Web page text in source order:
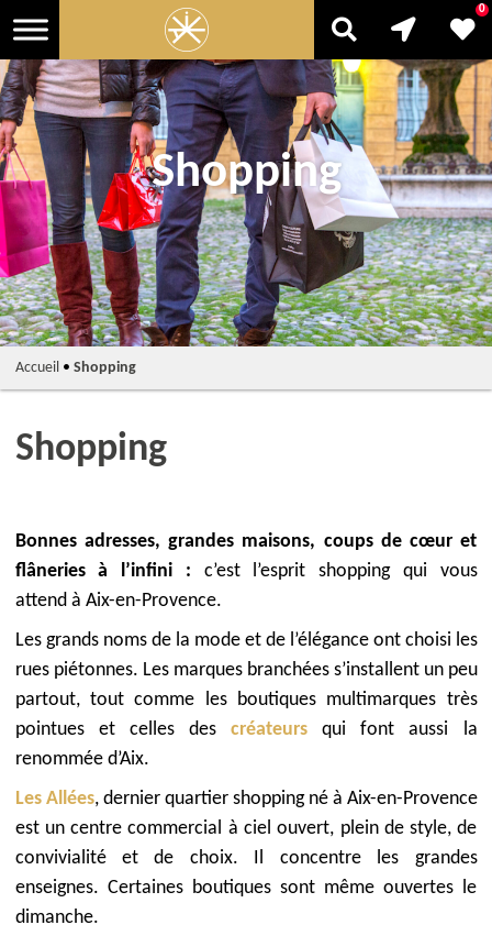
Shopping
0
Accueil• Shopping
Shopping
Bonnes adresses, grandes maisons, coups de cœur et
flâneries à l’infini : c’est l’esprit shopping qui vous
attend à Aix-en-Provence.
Les grands noms de la mode et de l’élégance ont choisi les
rues piétonnes. Les marques branchées s’installent un peu
partout, tout comme les boutiques multimarques très
pointues et celles des créateurs qui font aussi la
renommée d’Aix.
Les Allées, dernier quartier shopping né à Aix-en-Provence
est un centre commercial à ciel ouvert, plein de style, de
convivialité et de choix. Il concentre les grandes
enseignes. Certaines boutiques sont même ouvertes le
dimanche.